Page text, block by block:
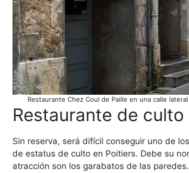
Restaurante Chez Coul de Paille en una calle
Restaurante de
Sin reserva, será difícil conseguir uno de
de estatus de culto en Poitiers. Debe su
atracción son los garabatos de las